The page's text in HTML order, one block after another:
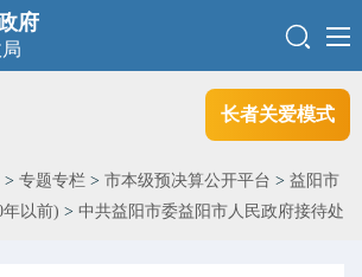
长者关爱模式
府
> 专题专栏 > 市本级预决算公开平台 > 益阳市
年以前) > 中共益阳市委益阳市人民政府接待处